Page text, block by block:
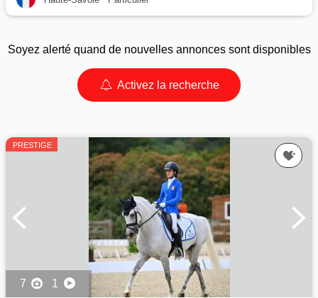
Soyez alerté quand de nouvelles annonces sont disponibles
Activez la recherche
PRESTIGE
7 1